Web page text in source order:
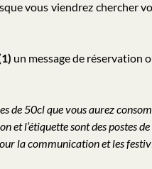
vous viendrez chercher
un message de réservation
de 50cl que vous aurez
et l’étiquette sont des postes
la communication et les